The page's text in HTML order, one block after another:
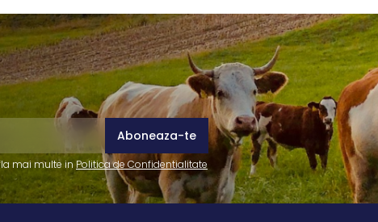
mai multe in Politica de Confidentialitate